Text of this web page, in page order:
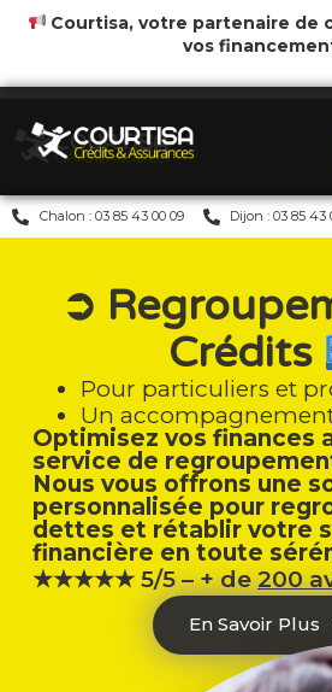
Courtisa, votre partenaire de
vos
Chalon : 03 85 43 00 09 Dijon : 03 85 43
➲
Crédits
Pour particuliers et
Un
Optimisez vos finances
service de
Nous vous offrons une
personnalisée pour
dettes et rétablir votre
financière en toute
★★★★★ 5/5 – + de200
En Savoir Plus